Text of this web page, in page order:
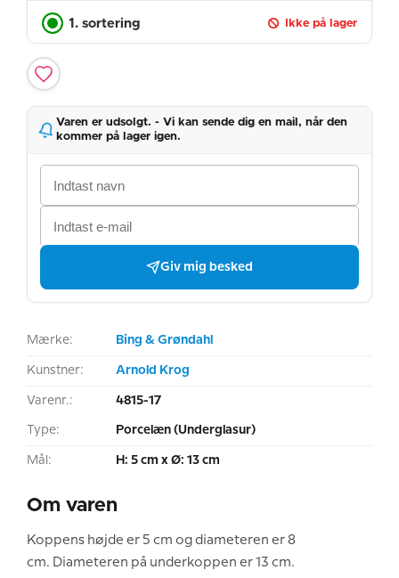
1. sortering Ikke på lager
Varen er udsolgt. - Vi kan sende dig en mail, når den
kommer på lager igen.
Giv mig besked
Mærke: Bing & Grøndahl
Kunstner: Arnold Krog
Varenr.: 4815-17
Type: Porcelæn (Underglasur)
Mål: H: 5 cm x Ø: 13 cm
Om varen
Koppens højde er 5 cm og diameteren er 8
cm. Diameteren på underkoppen er 13 cm.